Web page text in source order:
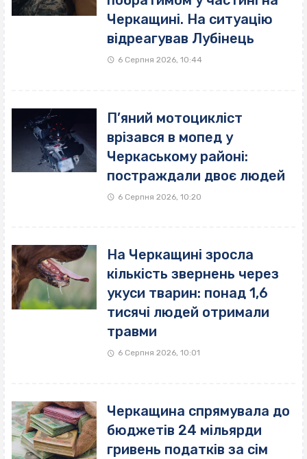
Черкащині. На ситуацію
відреагував Лубінець
6 Серпня 2026, 10:44
П’яний мотоцикліст
врізався в мопед у
Черкаському районі:
постраждали двоє людей
6 Серпня 2026, 10:20
На Черкащині зросла
кількість звернень через
укуси тварин: понад 1,6
тисячі людей отримали
травми
6 Серпня 2026, 10:01
Черкащина спрямувала до
бюджетів 24 мільярди
гривень податків за сім